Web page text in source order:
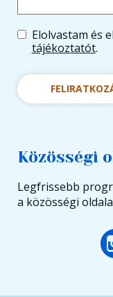
Elolvastam és
tájékoztatót.
Közösségi
Legfrissebb
a közösségi